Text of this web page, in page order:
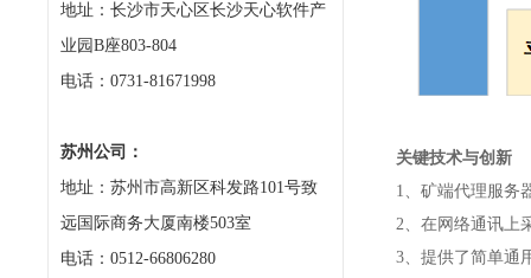
地址：长沙市天心区长沙天心软件产
业园B座803-804
电话：0731-81671998
苏州公司：
地址：苏州市高新区科发路101号致
远国际商务大厦南楼503室
电话：0512-66806280
关键技术与创新
1、矿端代理服务器
2、在网络通讯上采
3、提供了简单通